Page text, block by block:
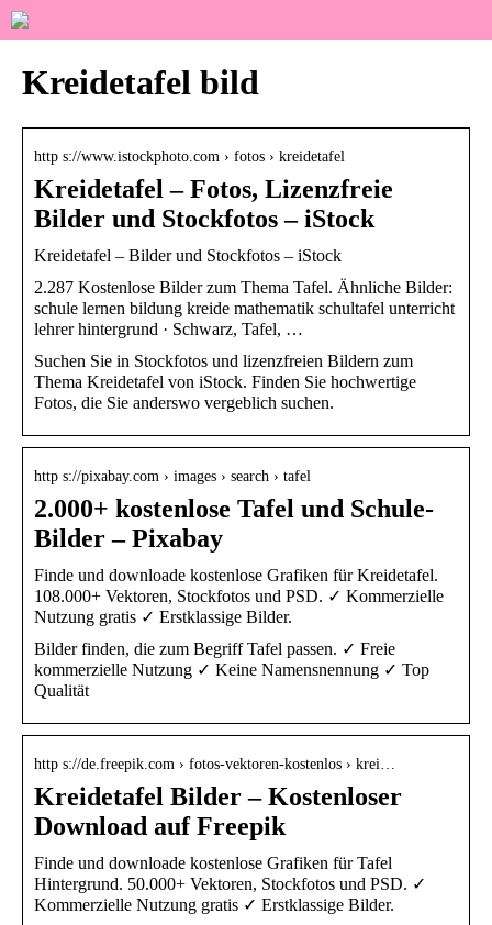
Kreidetafel bild
http s://www.istockphoto.com › fotos › kreidetafel
Kreidetafel – Fotos, Lizenzfreie
Bilder und Stockfotos – iStock
Kreidetafel – Bilder und Stockfotos – iStock
2.287 Kostenlose Bilder zum Thema Tafel. Ähnliche Bilder:
schule lernen bildung kreide mathematik schultafel unterricht
lehrer hintergrund · Schwarz, Tafel, …
Suchen Sie in Stockfotos und lizenzfreien Bildern zum
Thema Kreidetafel von iStock. Finden Sie hochwertige
Fotos, die Sie anderswo vergeblich suchen.
http s://pixabay.com › images › search › tafel
2.000+ kostenlose Tafel und Schule-
Bilder – Pixabay
Finde und downloade kostenlose Grafiken für Kreidetafel.
108.000+ Vektoren, Stockfotos und PSD. ✓ Kommerzielle
Nutzung gratis ✓ Erstklassige Bilder.
Bilder finden, die zum Begriff Tafel passen. ✓ Freie
kommerzielle Nutzung ✓ Keine Namensnennung ✓ Top
Qualität
http s://de.freepik.com › fotos-vektoren-kostenlos › krei…
Kreidetafel Bilder – Kostenloser
Download auf Freepik
Finde und downloade kostenlose Grafiken für Tafel
Hintergrund. 50.000+ Vektoren, Stockfotos und PSD. ✓
Kommerzielle Nutzung gratis ✓ Erstklassige Bilder.